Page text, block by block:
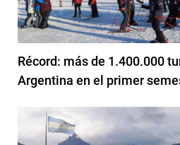
Récord: más de 1.400.000
Argentina en el primer